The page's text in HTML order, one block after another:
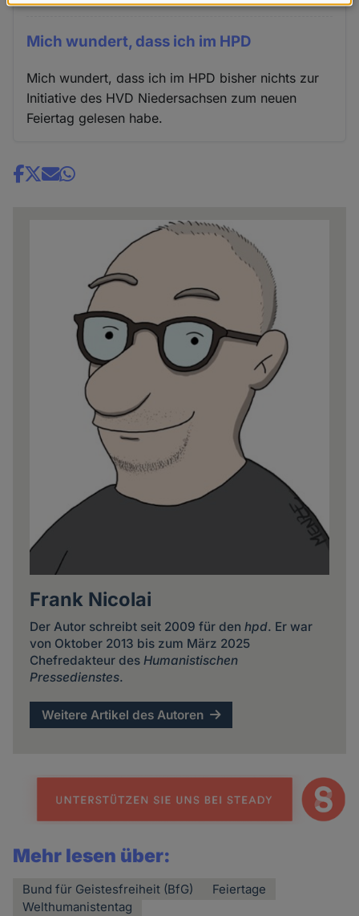
Mich wundert, dass ich im HPD
Mich wundert, dass ich im HPD bisher nichts zur
Initiative des HVD Niedersachsen zum neuen
Feiertag gelesen habe.
Share
Frank Nicolai
Der Autor schreibt seit 2009 für den hpd. Er war
von Oktober 2013 bis zum März 2025
Chefredakteur des Humanistischen
Pressedienstes.
Weitere Artikel des Autoren
Mehr lesen über:
Bund für Geistesfreiheit (BfG)
Feiertage
Welthumanistentag
Daten
und